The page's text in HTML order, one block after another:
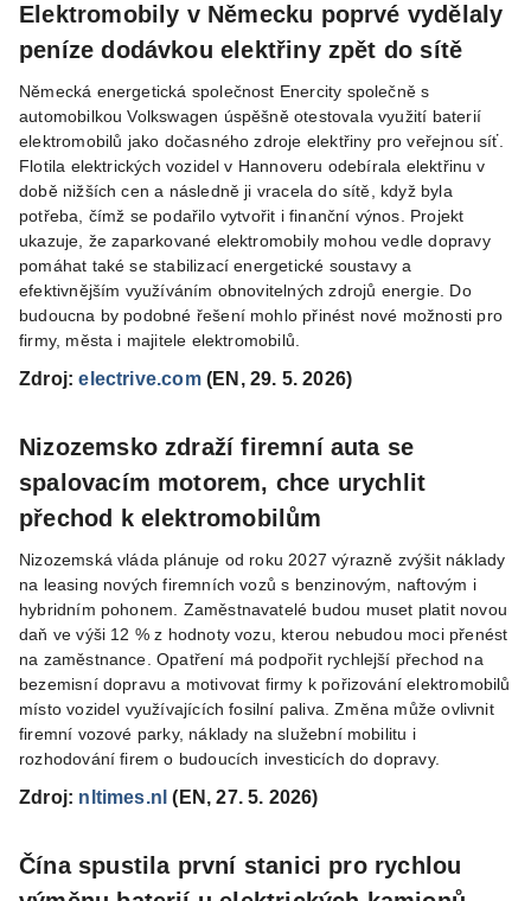
Elektromobily v Německu poprvé vydělaly
peníze dodávkou elektřiny zpět do sítě
Německá energetická společnost Enercity společně s
automobilkou Volkswagen úspěšně otestovala využití baterií
elektromobilů jako dočasného zdroje elektřiny pro veřejnou síť.
Flotila elektrických vozidel v Hannoveru odebírala elektřinu v
době nižších cen a následně ji vracela do sítě, když byla
potřeba, čímž se podařilo vytvořit i finanční výnos. Projekt
ukazuje, že zaparkované elektromobily mohou vedle dopravy
pomáhat také se stabilizací energetické soustavy a
efektivnějším využíváním obnovitelných zdrojů energie. Do
budoucna by podobné řešení mohlo přinést nové možnosti pro
firmy, města i majitele elektromobilů.
Zdroj:electrive.com(EN, 29. 5. 2026)
Nizozemsko zdraží firemní auta se
spalovacím motorem, chce urychlit
přechod k elektromobilům
Nizozemská vláda plánuje od roku 2027 výrazně zvýšit náklady
na leasing nových firemních vozů s benzinovým, naftovým i
hybridním pohonem. Zaměstnavatelé budou muset platit novou
daň ve výši 12 % z hodnoty vozu, kterou nebudou moci přenést
na zaměstnance. Opatření má podpořit rychlejší přechod na
bezemisní dopravu a motivovat firmy k pořizování elektromobilů
místo vozidel využívajících fosilní paliva. Změna může ovlivnit
firemní vozové parky, náklady na služební mobilitu i
rozhodování firem o budoucích investicích do dopravy.
Zdroj: nltimes.nl (EN, 27. 5. 2026)
Čína spustila první stanici pro rychlou